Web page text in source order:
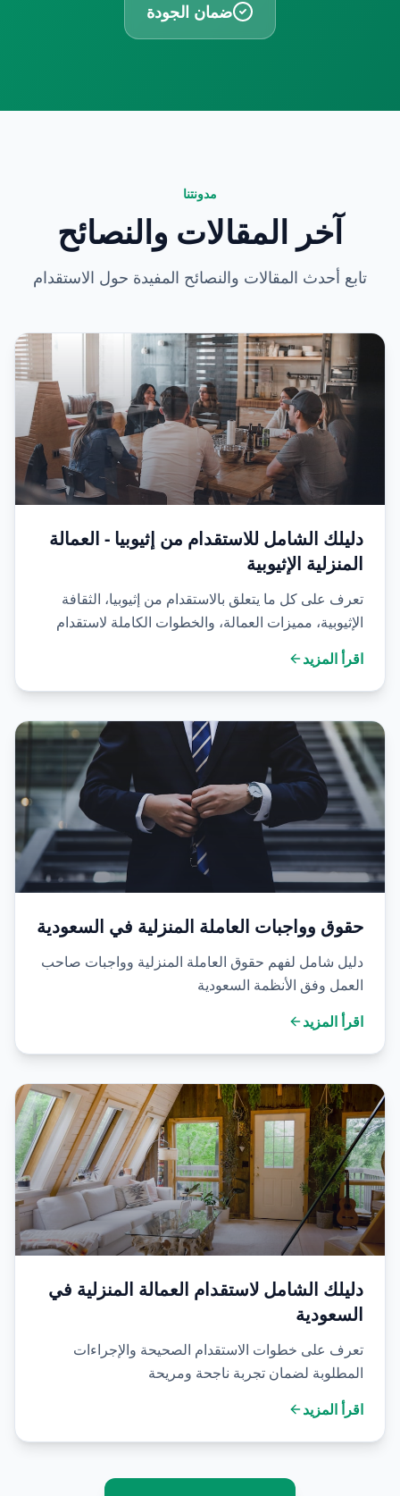
ضمان الجودة
مدونتنا
آخر المقالات والنصائح
تابع أحدث المقالات والنصائح المفيدة حول الاستقدام
دليلك الشامل للاستقدام من إثيوبيا - العمالة
المنزلية الإثيوبية
تعرف على كل ما يتعلق بالاستقدام من إثيوبيا، الثقافة
الإثيوبية، مميزات العمالة، والخطوات الكاملة لاستقدام
ناجح
اقرأ المزيد
حقوق وواجبات العاملة المنزلية في السعودية
دليل شامل لفهم حقوق العاملة المنزلية وواجبات صاحب
العمل وفق الأنظمة السعودية
اقرأ المزيد
دليلك الشامل لاستقدام العمالة المنزلية في
السعودية
تعرف على خطوات الاستقدام الصحيحة والإجراءات
المطلوبة لضمان تجربة ناجحة ومريحة
اقرأ المزيد